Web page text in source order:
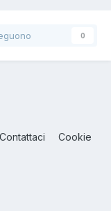
0
Contattaci Cookie